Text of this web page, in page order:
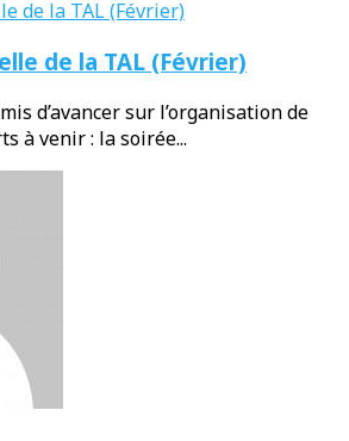
de la TAL (Février)
d’avancer sur l’organisation de
à venir : la soirée...